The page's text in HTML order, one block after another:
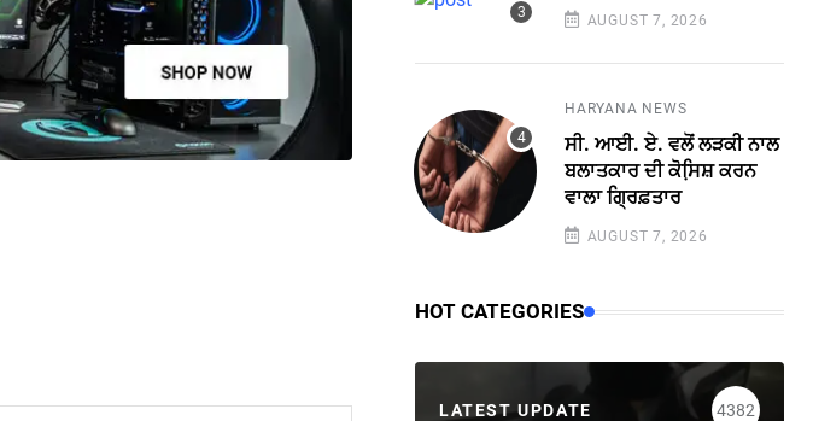
AUGUST 7, 2026
HARYANA NEWS
ਸੀ. ਆਈ. ਏ. ਵਲੋਂ ਲੜਕੀ ਨਾਲ
ਬਲਾਤਕਾਰ ਦੀ ਕੋਸਿ਼ਸ਼ ਕਰਨ
ਵਾਲਾ ਗ੍ਰਿਫ਼ਤਾਰ
AUGUST 7, 2026
HOT CATEGORIES
LATEST UPDATE 4382